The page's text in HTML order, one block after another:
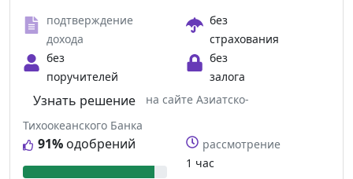
подтверждение
дохода
без
страхования
без
поручителей
без
залога
91% одобрений
Узнать решение
на сайте Азиатско-
Тихоокеанского Банка
рассмотрение
1 час